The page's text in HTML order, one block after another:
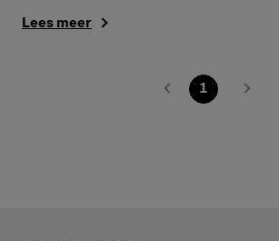
Lees meer
1